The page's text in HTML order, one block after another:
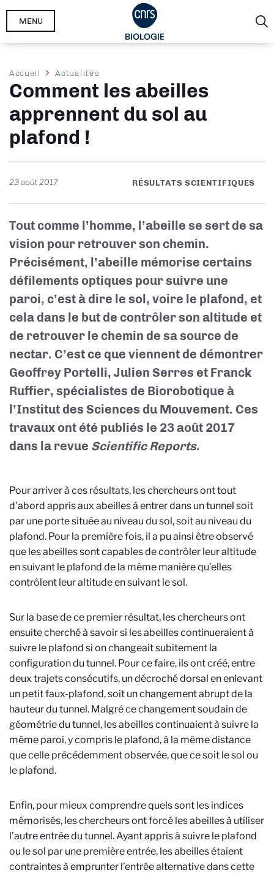
Aller
MENU
Fil
d'Ariane
Accueil Actualités
Comment les abeilles
apprennent du sol au
plafond !
23 août 2017 RÉSULTATS SCIENTIFIQUES
Tout comme l’homme, l’abeille se sert de sa
vision pour retrouver son chemin.
Précisément, l’abeille mémorise certains
défilements optiques pour suivre une
paroi, c’est à dire le sol, voire le plafond, et
cela dans le but de contrôler son altitude et
de retrouver le chemin de sa source de
nectar. C’est ce que viennent de démontrer
Geoffrey Portelli, Julien Serres et Franck
Ruffier, spécialistes de Biorobotique à
l’Institut des Sciences du Mouvement. Ces
travaux ont été publiés le 23 août 2017
dans la revue Scientific Reports.
Pour arriver à ces résultats, les chercheurs ont tout
d’abord appris aux abeilles à entrer dans un tunnel soit
par une porte située au niveau du sol, soit au niveau du
plafond. Pour la première fois, il a pu ainsi être observé
que les abeilles sont capables de contrôler leur altitude
en suivant le plafond de la même manière qu’elles
contrôlent leur altitude en suivant le sol.
Sur la base de ce premier résultat, les chercheurs ont
ensuite cherché à savoir si les abeilles continueraient à
suivre le plafond si on changeait subitement la
configuration du tunnel. Pour ce faire, ils ont créé, entre
deux trajets consécutifs, un décroché dorsal en enlevant
un petit faux-plafond, soit un changement abrupt de la
hauteur du tunnel. Malgré ce changement soudain de
géométrie du tunnel, les abeilles continuaient à suivre la
même paroi, y compris le plafond, à la même distance
que celle précédemment observée, que ce soit le sol ou
le plafond.
Enfin, pour mieux comprendre quels sont les indices
mémorisés, les chercheurs ont forcé les abeilles à utiliser
l’autre entrée du tunnel. Ayant appris à suivre le plafond
ou le sol par une première entrée, les abeilles étaient
contraintes à emprunter l’entrée alternative dans cette